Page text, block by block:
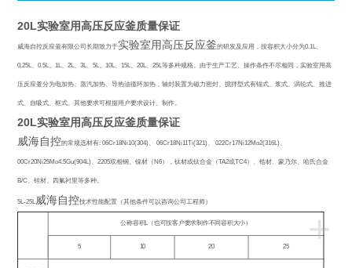
20L实验室用高压反应釜质量保证
威海自控反应釜有限公司长期致力于实验室用高压反应釜的研发及应用，按容积大小分为0.1L、
0.25L、0.5L、1L、2L、3L、5L、10L、15L、20L、25L等多种规格。由于生产工艺、操作条件不尽相同，实验室用高
压反应釜分为电加热、蒸汽加热、导热油循环加热，轴封装置为磁力密封。搅拌型式有锚式、浆式、涡轮式、推进
式、自吸式、框式。其他要求可根据用户要求设计、制作。
20L实验室用高压反应釜质量保证
威海自控的常规选材有: 06Cr18Ni10(304) 、06Cr18Ni11Ti(321) 、022Cr17Ni12Mo2(316L) 、
00Cr20Ni25Mo4.5Gu(904L) 、2205双相钢、镍材（ N6），钛材或钛合金（TA2或TC4）、锆材、蒙乃尔、哈氏合金
B/C、钽材、四氟衬里等多种。
5L-25L 威海自控技术性能配置（其他条件可以咨询公司工程师）
+
公称容积L （也可按客户要求制作不同容积大小）
5 10 20 25